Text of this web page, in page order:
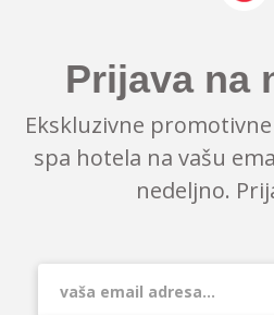
Prijava na
Ekskluzivne
spa hotela na vašu
nedeljno.